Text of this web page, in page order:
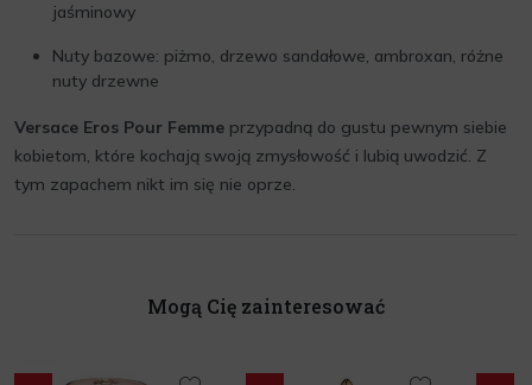
jaśminowy
Nuty bazowe: piżmo, drzewo sandałowe, ambroxan, różne
nuty drzewne
Versace Eros Pour Femme przypadną do gustu pewnym siebie
kobietom, które kochają swoją zmysłowość i lubią uwodzić. Z
tym zapachem nikt im się nie oprze.
Mogą Cię zainteresować